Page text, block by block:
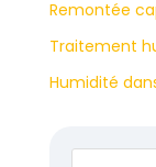
Remontée
Traitement
Humidité